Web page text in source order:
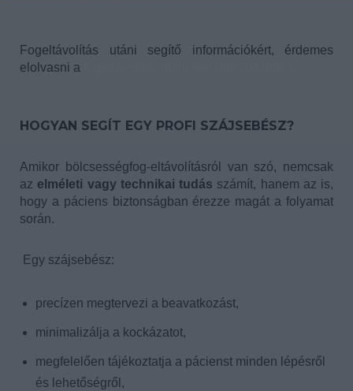
Fogeltávolítás utáni segítő információkért, érdemes
elolvasni a
HOGYAN SEGÍT EGY PROFI SZÁJSEBÉSZ?
Amikor bölcsességfog-eltávolításról van szó, nemcsak
az elméleti vagy technikai tudás számít, hanem az is,
hogy a páciens biztonságban érezze magát a folyamat
során.
Egy szájsebész:
precízen megtervezi a beavatkozást,
minimalizálja a kockázatot,
megfelelően tájékoztatja a pácienst minden lépésről
és lehetőségről,